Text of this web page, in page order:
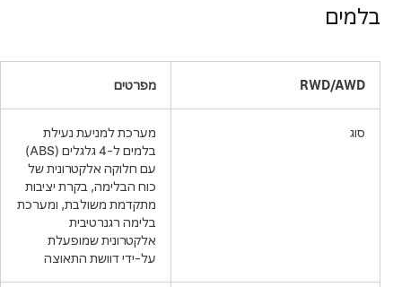
בלמים
RWD/AWD מפרטים
מערכת למניעת נעילת
בלמים ל-4 גלגלים (ABS)
עם חלוקה אלקטרונית של
כוח הבלימה, בקרת יציבות
מתקדמת משולבת, ומערכת
בלימה רגנרטיבית
אלקטרונית שמופעלת
על-ידי דוושת התאוצה